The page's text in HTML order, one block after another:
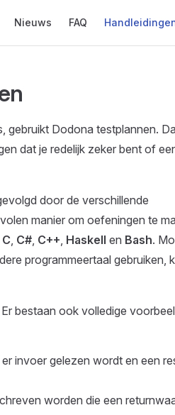
Nieuws FAQ
gebruikt Dodona testplannen.
dat je redelijk zeker bent of
door de verschillende
manier om oefeningen te
C, C#, C++, Haskell en Bash.
programmeertaal gebruiken,
bestaan ook volledige
invoer gelezen wordt en een
worden die een